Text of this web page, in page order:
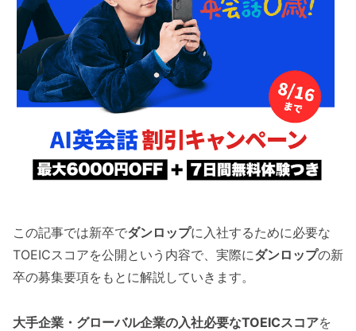
この記事では新卒でダンロップに入社するために必要な
TOEICスコアを公開という内容で、実際にダンロップの新
卒の募集要項をもとに解説していきます。
大手企業・グローバル企業の入社必要なTOEICスコアを